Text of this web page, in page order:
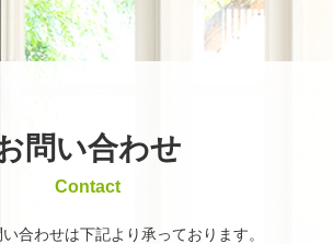
問い合わせ
Contact
合わせは下記より承っております。